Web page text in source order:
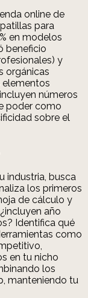
online de
para
en modelos
beneficio
y
orgánicas
elementos
números
poder como
sobre el
industria, busca
los primeros
de cálculo y
año
Identifica qué
como
en tu nicho
los
manteniendo tu